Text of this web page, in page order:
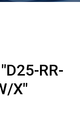
RR-
X"